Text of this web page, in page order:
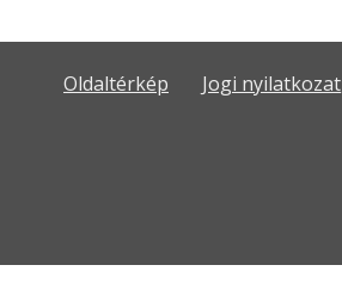
Oldaltérkép Jogi nyilatkozat